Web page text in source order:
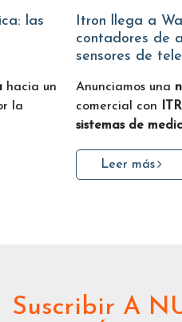
hacia un
la
Itron llega a Water Fitters:
contadores de
sensores de
Anunciamos una
comercial con
sistemas de
Leer más
Suscribir A